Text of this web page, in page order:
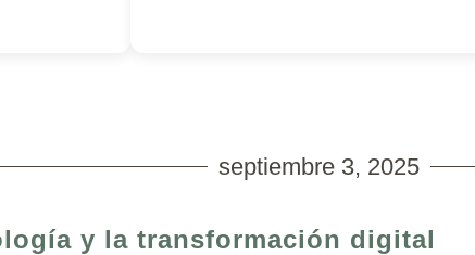
septiembre 3, 2025
y la transformación digital